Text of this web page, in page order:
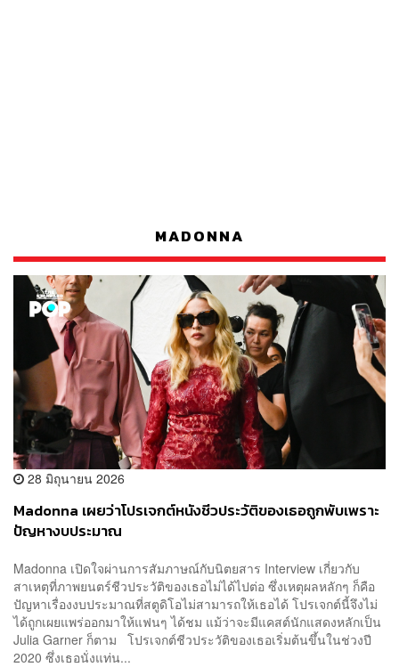
MADONNA
28 มิถุนายน 2026
Madonna เผยว่าโปรเจกต์หนังชีวประวัติของเธอถูกพับเพราะ
ปัญหางบประมาณ
Madonna เปิดใจผ่านการสัมภาษณ์กับนิตยสาร Interview เกี่ยวกับ
สาเหตุที่ภาพยนตร์ชีวประวัติของเธอไม่ได้ไปต่อ ซึ่งเหตุผลหลักๆ ก็คือ
ปัญหาเรื่องงบประมาณที่สตูดิโอไม่สามารถให้เธอได้ โปรเจกต์นี้จึงไม่
ได้ถูกเผยแพร่ออกมาให้แฟนๆ ได้ชม แม้ว่าจะมีแคสต์นักแสดงหลักเป็น
Julia Garner ก็ตาม โปรเจกต์ชีวประวัติของเธอเริ่มต้นขึ้นในช่วงปี
2020 ซึ่งเธอนั่งแท่น...